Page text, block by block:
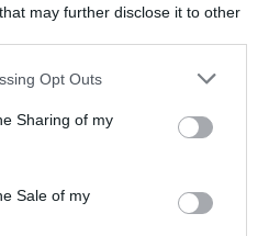
that may further disclose it to other
app uses one or more Google
behaviour. You may click to
and its third-party tags to
purposes in below Google
Opt Outs
Sharing of my
Sale of my